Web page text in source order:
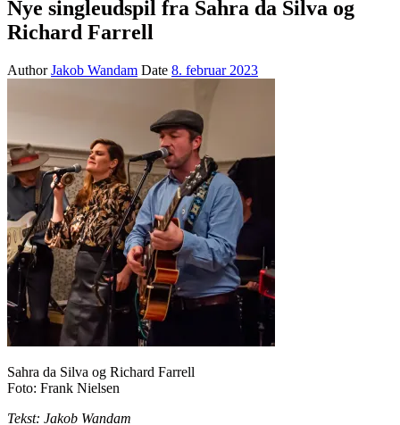
Nye singleudspil fra Sahra da Silva og
Richard Farrell
AuthorJakob Wandam Date 8. februar 2023
Sahra da Silva og Richard Farrell
Foto: Frank Nielsen
Tekst: Jakob Wandam